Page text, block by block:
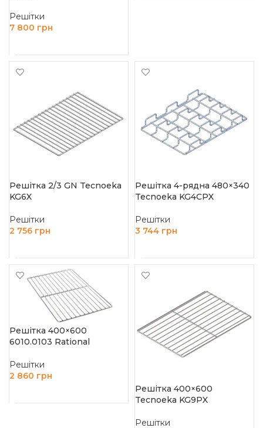
Решітки
7 800 грн
Решітка 2/3 GN Tecnoeka
KG6X
Решітки
2 756 грн
Решітка 4-рядна 480×340
Tecnoeka KG4CPX
Решітки
3 744 грн
Решітка 400×600
6010.0103 Rational
Решітки
2 860 грн
Решітка 400×600
Tecnoeka KG9PX
Решітки